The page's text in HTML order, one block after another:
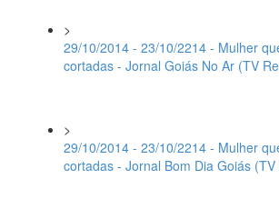
>
29/10/2014 - 23/10/2214 - Mulher
cortadas - Jornal Goiás No Ar (TV
>
29/10/2014 - 23/10/2214 - Mulher
cortadas - Jornal Bom Dia Goiás